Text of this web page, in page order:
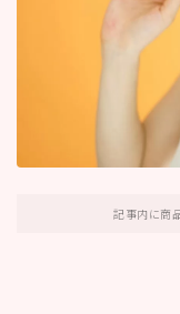
記事内に商